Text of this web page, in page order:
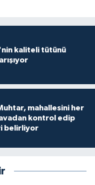
kaliteli tütünü
mahallesini her
kontrol edip
belirliyor